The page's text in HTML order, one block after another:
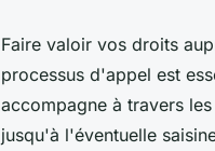
Faire valoir vos droits
processus d'appel est
accompagne à travers
jusqu'à l'éventuelle